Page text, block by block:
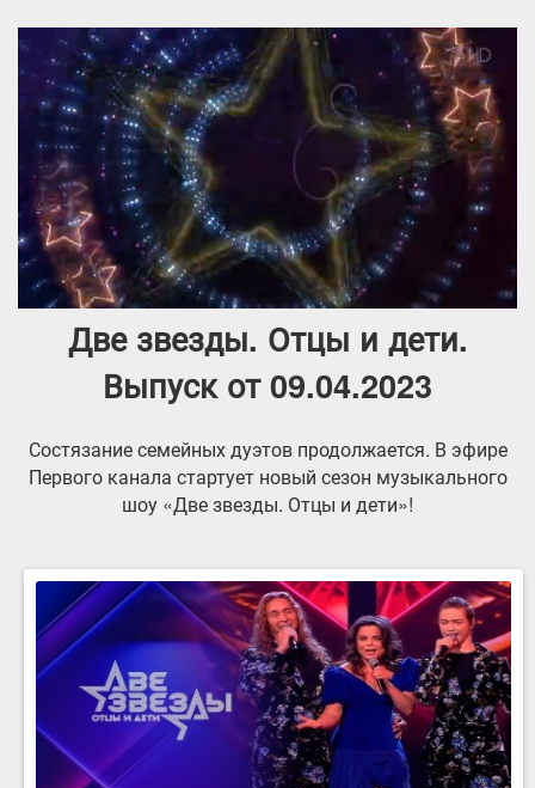
Две звезды. Отцы и дети.
Выпуск от 09.04.2023
Состязание семейных дуэтов продолжается. В эфире
Первого канала стартует новый сезон музыкального
шоу «Две звезды. Отцы и дети»!